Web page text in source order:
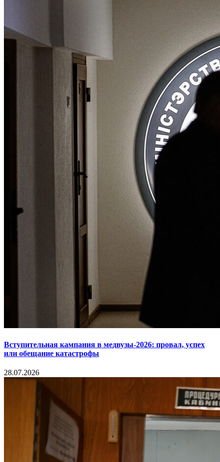
Вступительная кампания в медвузы-2026: провал, успех
или обещание катастрофы
28.07.2026